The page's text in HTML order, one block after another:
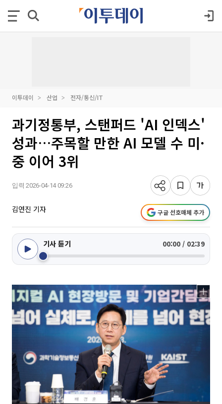
이투데이 산업 전자/통신/IT
과기정통부, 스탠퍼드 'AI 인덱스'
성과…주목할 만한 AI 모델 수 미·
중 이어 3위
입력 2026-04-14 09:26
김연진 기자 구글 선호매체 추가
기사 듣기 00:00 / 02:39